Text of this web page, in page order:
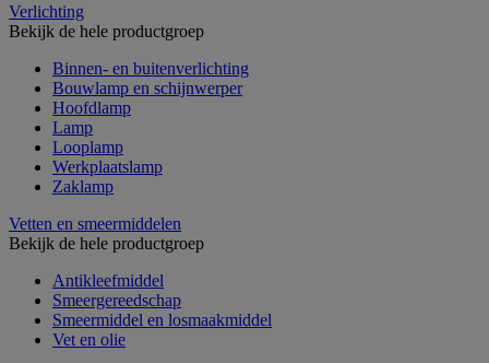
Verlichting
Bekijk de hele productgroep
Binnen- en buitenverlichting
Bouwlamp en schijnwerper
Hoofdlamp
Lamp
Looplamp
Werkplaatslamp
Zaklamp
Vetten en smeermiddelen
Bekijk de hele productgroep
Antikleefmiddel
Smeergereedschap
Smeermiddel en losmaakmiddel
Vet en olie